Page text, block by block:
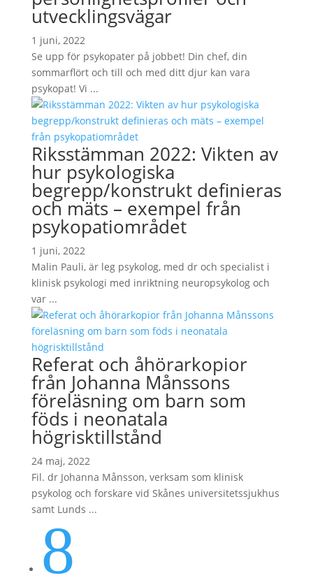
utvecklingsvägar
1 juni, 2022
Se upp för psykopater på jobbet! Din chef, din
sommarflört och till och med ditt djur kan vara
psykopat! Vi ...
Riksstämman 2022: Vikten av
hur psykologiska
begrepp/konstrukt definieras
och mäts – exempel från
psykopatiområdet
1 juni, 2022
Malin Pauli, är leg psykolog, med dr och specialist i
klinisk psykologi med inriktning neuropsykolog och
var ...
Referat och åhörarkopior
från Johanna Månssons
föreläsning om barn som
föds i neonatala
högrisktillstånd
24 maj, 2022
Fil. dr Johanna Månsson, verksam som klinisk
psykolog och forskare vid Skånes universitetssjukhus
samt Lunds ...
8